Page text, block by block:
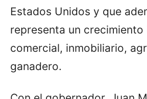
Estados Unidos y que
representa un crecimiento
comercial, inmobiliario,
ganadero.